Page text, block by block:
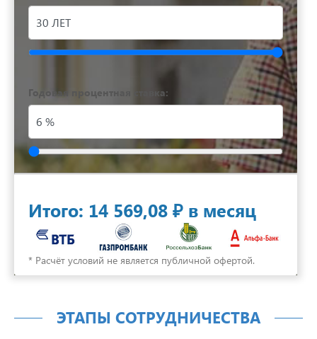
Годовая процентная ставка:
Итого: 14 569,08 ₽ в месяц
* Расчёт условий не является публичной офертой.
ЭТАПЫ СОТРУДНИЧЕСТВА